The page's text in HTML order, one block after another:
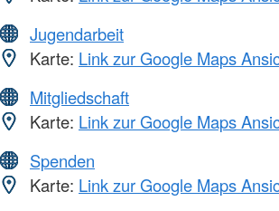
Jugendarbeit
Karte: Link zur Google Maps
Mitgliedschaft
Karte: Link zur Google Maps
Spenden
Karte: Link zur Google Maps